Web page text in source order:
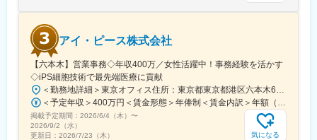
アイ・ピース株式会社
【六本木】営業事務◇年収400万／女性活躍中！事務経験を活かす
◇iPS細胞技術で最先端医療に貢献
掲載予定期間： 2026/6/4（木） 〜
2026/9/2（水）
更新日： 2026/7/23（木） 気になる